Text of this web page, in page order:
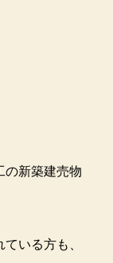
の新築建売物
いる方も、